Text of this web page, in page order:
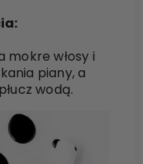
mokre włosy i
piany, a
wodą.